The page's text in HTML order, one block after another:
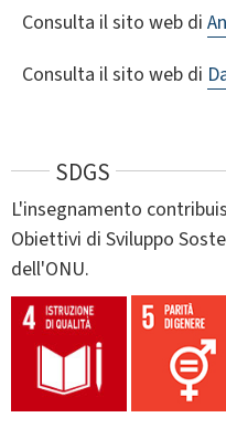
Consulta il sito web di
Consulta il sito web di
SDGS
L'insegnamento
Obiettivi di Sviluppo
dell'ONU.